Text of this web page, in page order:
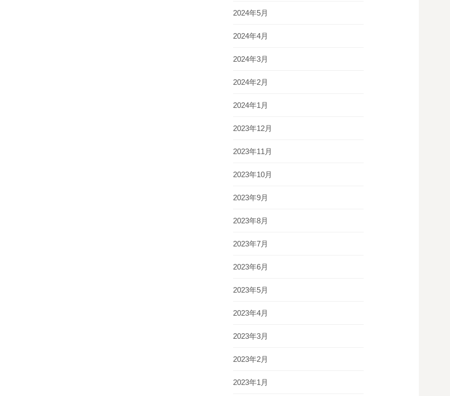
2024年5月
2024年4月
2024年3月
2024年2月
2024年1月
2023年12月
2023年11月
2023年10月
2023年9月
2023年8月
2023年7月
2023年6月
2023年5月
2023年4月
2023年3月
2023年2月
2023年1月